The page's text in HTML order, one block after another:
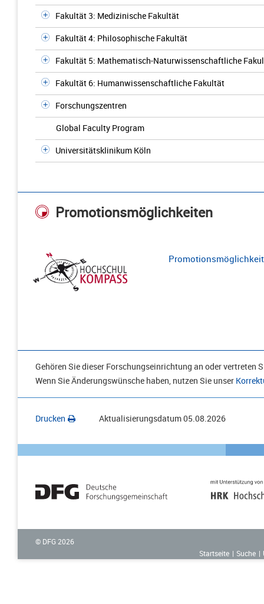
Fakultät 3: Medizinische Fakultät
Fakultät 4: Philosophische Fakultät
Fakultät 5: Mathematisch-Naturwissenschaftliche
Fakultät 6: Humanwissenschaftliche Fakultät
Forschungszentren
Global Faculty Program
Universitätsklinikum Köln
Promotionsmöglichkeiten
Gehören Sie dieser Forschungseinrichtung an oder vertreten
Wenn Sie Änderungswünsche haben, nutzen Sie unser
Drucken Aktualisierungsdatum05.08.2026
© DFG 2026
Startseite
Suche